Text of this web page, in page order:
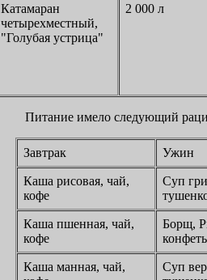
Катамаран
четырехместный,
"Голубая устрица"
2 000 л
Питание имело следующий
Завтрак Ужин
Каша рисовая, чай,
кофе
Суп
Каша пшенная, чай,
кофе
Борщ,
Каша манная, чай,
Суп